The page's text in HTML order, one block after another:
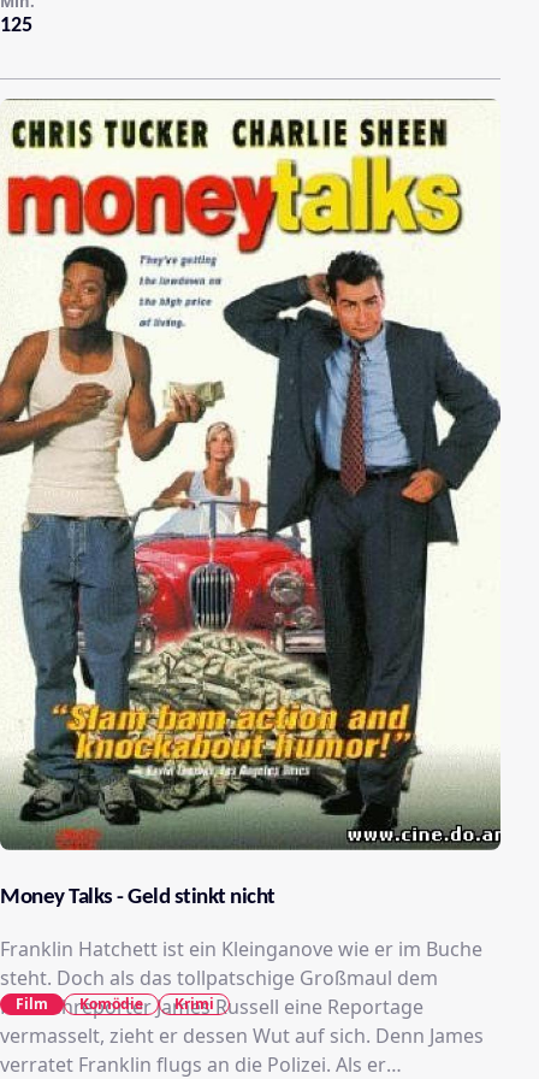
125
Money Talks - Geld stinkt nicht
Franklin Hatchett ist ein Kleinganove wie er im Buche
steht. Doch als das tollpatschige Großmaul dem
Fernsehreporter James Russell eine Reportage
vermasselt, zieht er dessen Wut auf sich. Denn James
verratet Franklin flugs an die Polizei. Als er
Film Komödie Krimi